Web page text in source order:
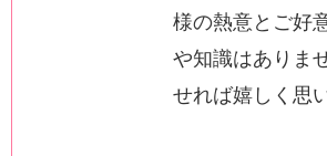
様の熱意とご好
や知識はありま
せれば嬉しく思